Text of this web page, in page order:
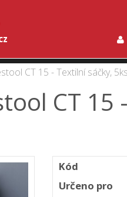
CT 15 - Textilní sáčky, 5ks
CT 15
Kód
Určeno pro